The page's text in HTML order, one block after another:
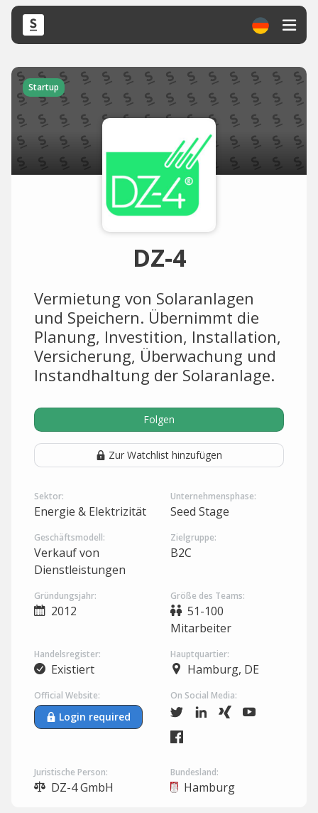
Startup
DZ-4
Vermietung von Solaranlagen
und Speichern. Übernimmt die
Planung, Investition, Installation,
Versicherung, Überwachung und
Instandhaltung der Solaranlage.
Folgen
Zur Watchlist hinzufügen
Sektor:
Energie & Elektrizität
Unternehmensphase:
Seed Stage
Geschäftsmodell:
Verkauf von
Dienstleistungen
Zielgruppe:
B2C
Gründungsjahr:
2012
Größe des Teams:
51-100
Mitarbeiter
Handelsregister:
Existiert
Hauptquartier:
Hamburg, DE
Official Website:
Login required
On Social Media:
Juristische Person:
DZ-4 GmbH
Bundesland:
Hamburg